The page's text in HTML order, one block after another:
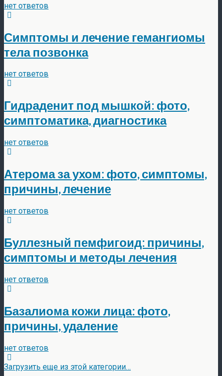
нет ответов
Симптомы и лечение гемангиомы
тела позвонка
нет ответов
Гидраденит под мышкой: фото,
симптоматика, диагностика
нет ответов
Атерома за ухом: фото, симптомы,
причины, лечение
нет ответов
Буллезный пемфигоид: причины,
симптомы и методы лечения
нет ответов
Базалиома кожи лица: фото,
причины, удаление
нет ответов
Загрузить еще из этой категории…